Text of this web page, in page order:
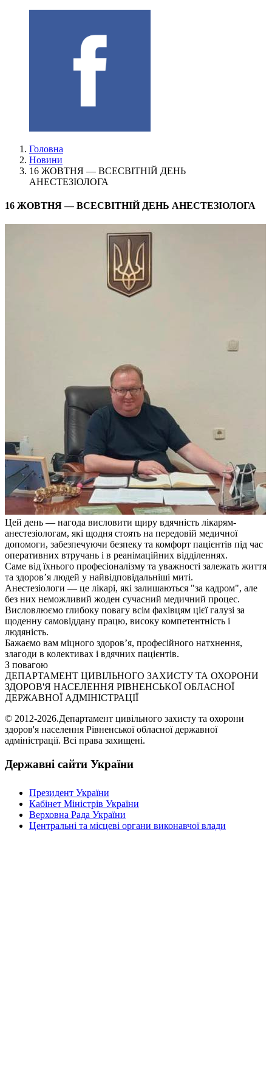
Головна
Новини
16 ЖОВТНЯ — ВСЕСВІТНІЙ ДЕНЬ
АНЕСТЕЗІОЛОГА
16 ЖОВТНЯ — ВСЕСВІТНІЙ ДЕНЬ АНЕСТЕЗІОЛОГА
Цей день — нагода висловити щиру вдячність лікарям-
анестезіологам, які щодня стоять на передовій медичної
допомоги, забезпечуючи безпеку та комфорт пацієнтів під час
оперативних втручань і в реанімаційних відділеннях.
Саме від їхнього професіоналізму та уважності залежать життя
та здоров’я людей у найвідповідальніші миті.
Анестезіологи — це лікарі, які залишаються "за кадром", але
без них неможливий жоден сучасний медичний процес.
Висловлюємо глибоку повагу всім фахівцям цієї галузі за
щоденну самовіддану працю, високу компетентність і
людяність.
Бажаємо вам міцного здоров’я, професійного натхнення,
злагоди в колективах і вдячних пацієнтів.
З повагою
ДЕПАРТАМЕНТ ЦИВІЛЬНОГО ЗАХИСТУ ТА ОХОРОНИ
ЗДОРОВ'Я НАСЕЛЕННЯ РІВНЕНСЬКОЇ ОБЛАСНОЇ
ДЕРЖАВНОЇ АДМІНІСТРАЦІЇ
© 2012-2026.Департамент цивільного захисту та охорони
здоров'я населення Рівненської обласної державної
адміністрації. Всі права захищені.
Державні сайти України
Президент України
Кабінет Міністрів України
Верховна Рада України
Центральні та місцеві органи виконавчої влади